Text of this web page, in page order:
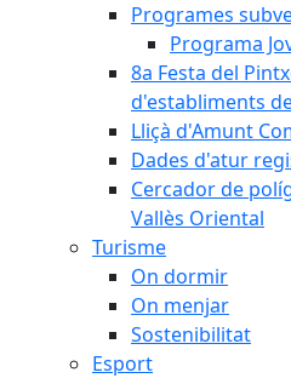
Programes
Programa
8a Festa del
d'establiments
Lliçà d'Amunt
Dades d'atur
Cercador de
Vallès Oriental
Turisme
On dormir
On menjar
Sostenibilitat
Esport